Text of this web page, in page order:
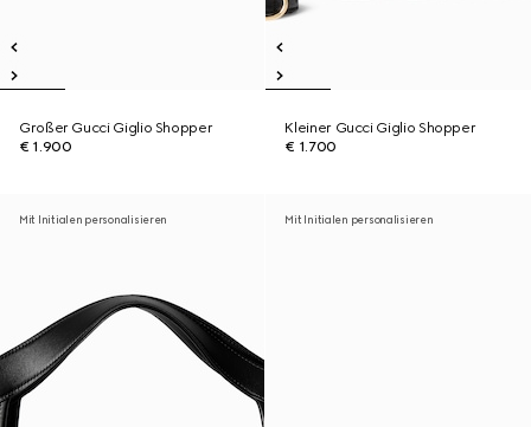
Großer Gucci Giglio Shopper
€ 1.900
Kleiner Gucci Giglio Shopper
€ 1.700
Mit Initialen personalisieren Mit Initialen personalisieren